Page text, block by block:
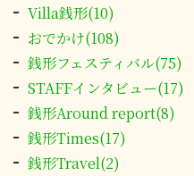
Villa銭形(10)
おでかけ(108)
銭形フェスティバル(75)
STAFFインタビュー(17)
銭形Around report(8)
銭形Times(17)
銭形Travel(2)